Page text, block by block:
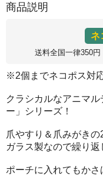
商品説明
ネ
送料全国一律350
※2個までネコポス対
クラシカルなアニマ
ー」シリーズ！
爪やすり＆爪みがきの
ガラス製なので繰り
ポーチに入れてもか